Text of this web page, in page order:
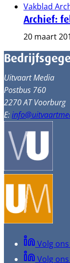
Vakblad
Archief:
20 maart
Uitvaart Media
Postbus 760
2270 AT Voorburg
E:
Volg
Volg